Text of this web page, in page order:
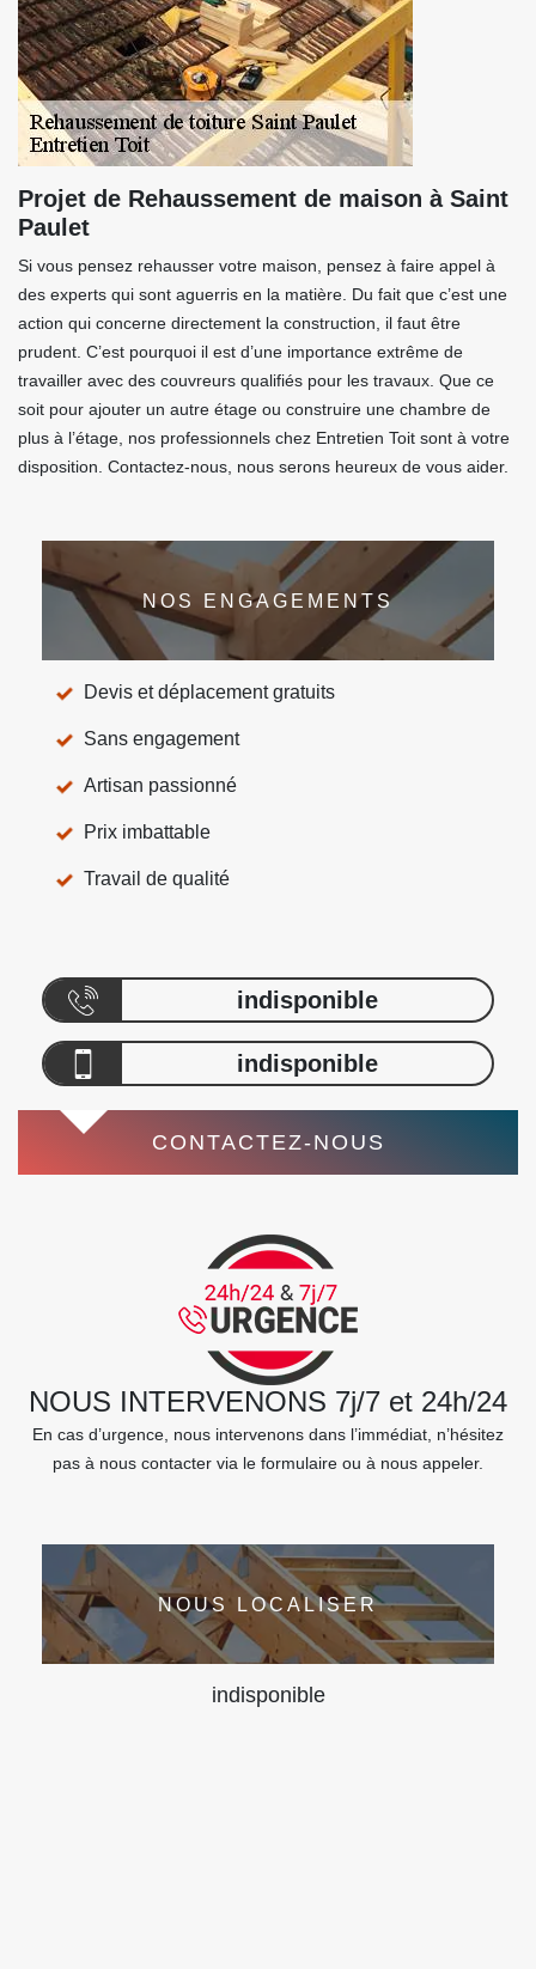
Projet de Rehaussement de maison à Saint
Paulet
Si vous pensez rehausser votre maison, pensez à faire appel à
des experts qui sont aguerris en la matière. Du fait que c’est une
action qui concerne directement la construction, il faut être
prudent. C’est pourquoi il est d’une importance extrême de
travailler avec des couvreurs qualifiés pour les travaux. Que ce
soit pour ajouter un autre étage ou construire une chambre de
plus à l’étage, nos professionnels chez Entretien Toit sont à votre
disposition. Contactez-nous, nous serons heureux de vous aider.
NOS ENGAGEMENTS
Devis et déplacement gratuits
Sans engagement
Artisan passionné
Prix imbattable
Travail de qualité
indisponible
indisponible
CONTACTEZ-NOUS
NOUS INTERVENONS 7j/7 et 24h/24
En cas d’urgence, nous intervenons dans l’immédiat, n’hésitez
pas à nous contacter via le formulaire ou à nous appeler.
NOUS LOCALISER
indisponible